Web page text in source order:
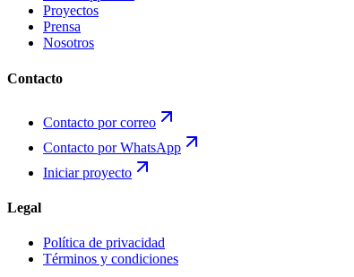
Proyectos
Prensa
Nosotros
Contacto
Contacto por correo
Contacto por WhatsApp
Iniciar proyecto
Legal
Política de privacidad
Términos y condiciones